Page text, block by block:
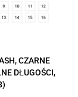
CZARNE
DŁUGOŚCI,